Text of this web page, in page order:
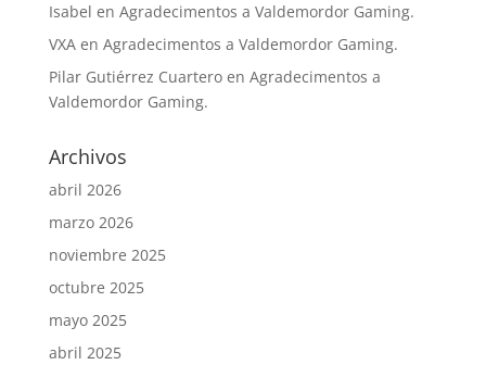
Isabel en Agradecimentos a Valdemordor Gaming.
VXAen Agradecimentos a Valdemordor Gaming.
Pilar Gutiérrez Cuarteroen Agradecimentos a
Valdemordor Gaming.
Archivos
abril 2026
marzo 2026
noviembre 2025
octubre 2025
mayo 2025
abril 2025